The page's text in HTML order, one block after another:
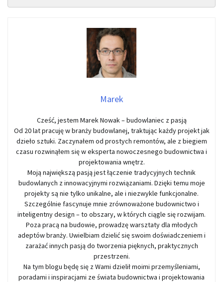
Marek
Cześć, jestem Marek Nowak – budowlaniec z pasją
Od 20 lat pracuję w branży budowlanej, traktując każdy projekt jak
dzieło sztuki. Zaczynałem od prostych remontów, ale z biegiem
czasu rozwinąłem się w eksperta nowoczesnego budownictwa i
projektowania wnętrz.
Moją największą pasją jest łączenie tradycyjnych technik
budowlanych z innowacyjnymi rozwiązaniami. Dzięki temu moje
projekty są nie tylko unikalne, ale i niezwykle funkcjonalne.
Szczególnie fascynuje mnie zrównoważone budownictwo i
inteligentny design – to obszary, w których ciągle się rozwijam.
Poza pracą na budowie, prowadzę warsztaty dla młodych
adeptów branży. Uwielbiam dzielić się swoim doświadczeniem i
zarażać innych pasją do tworzenia pięknych, praktycznych
przestrzeni.
Na tym blogu będę się z Wami dzielił moimi przemyśleniami,
poradami i inspiracjami ze świata budownictwa i projektowania